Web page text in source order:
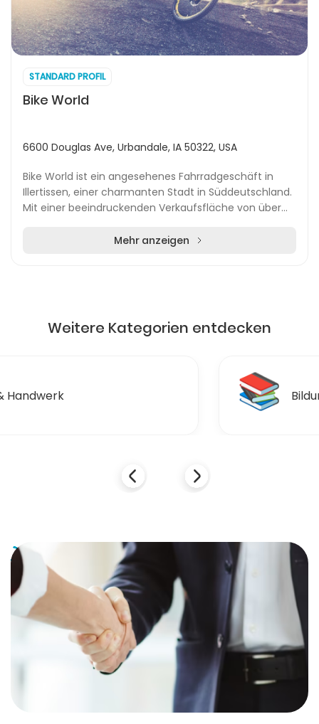
STANDARD PROFIL
Bike World
6600 Douglas Ave, Urbandale, IA 50322, USA
Bike World ist ein angesehenes Fahrradgeschäft in
Illertissen, einer charmanten Stadt in Süddeutschland.
Mit einer beeindruckenden Verkaufsfläche von über
Mehr anzeigen
Weitere Kategorien entdecken
📚